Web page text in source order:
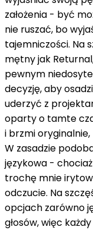
założenia - być
nie ruszać, bo
tajemniczości. Na
mętny jak
pewnym
decyzję, aby
uderzyć z
oparty o tamte
i brzmi
W zasadzie
językowa -
trochę mnie
odczucie. Na
opcjach zarówno
głosów, więc